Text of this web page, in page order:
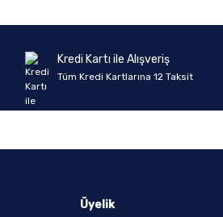
Kredi Kartı ile Alışveriş
Tüm Kredi Kartlarına 12 Taksit
Üyelik